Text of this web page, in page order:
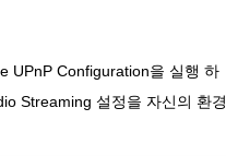
UPnP Configuration을 실행 하
Streaming 설정을 자신의 환경